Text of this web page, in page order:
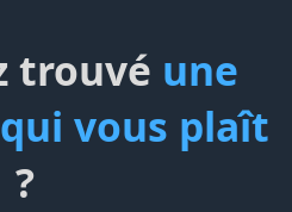
trouvé une
vous plaît
?